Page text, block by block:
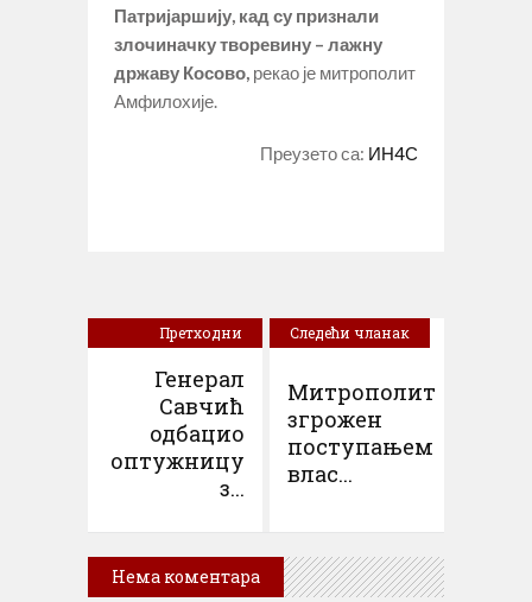
Патријаршију, кад су признали
злочиначку творевину – лажну
државу Косово, рекао је митрополит
Амфилохије.
Преузето са: ИН4С
Претходни
Генерал
Савчић
одбацио
оптужницу
з...
Следећи чланак
Митрополит
згрожен
поступањем
влас...
Нема коментара